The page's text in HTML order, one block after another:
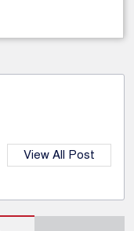
View All Post